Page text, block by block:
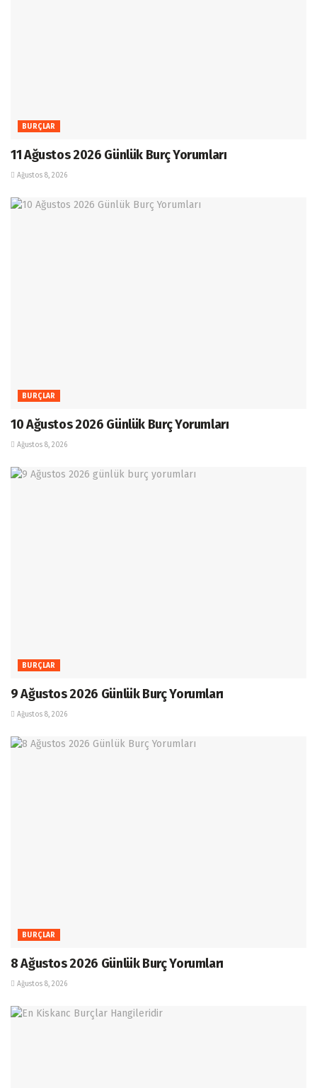
BURÇLAR
11 Ağustos 2026 Günlük Burç Yorumları
Ağustos 8, 2026
BURÇLAR
10 Ağustos 2026 Günlük Burç Yorumları
Ağustos 8, 2026
BURÇLAR
9 Ağustos 2026 Günlük Burç Yorumları
Ağustos 8, 2026
BURÇLAR
8 Ağustos 2026 Günlük Burç Yorumları
Ağustos 8, 2026